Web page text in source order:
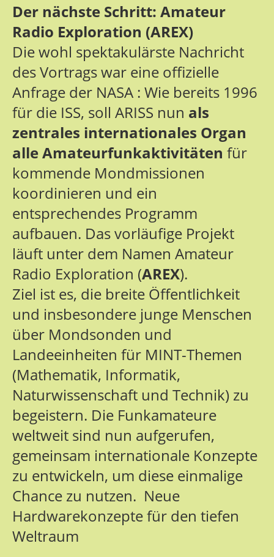
Der nächste Schritt: Amateur
Radio Exploration (AREX)
Die wohl spektakulärste Nachricht
des Vortrags war eine offizielle
Anfrage der NASA : Wie bereits 1996
für die ISS, soll ARISS nun als
zentrales internationales Organ
alle Amateurfunkaktivitäten für
kommende Mondmissionen
koordinieren und ein
entsprechendes Programm
aufbauen. Das vorläufige Projekt
läuft unter dem Namen Amateur
Radio Exploration (AREX).
Ziel ist es, die breite Öffentlichkeit
und insbesondere junge Menschen
über Mondsonden und
Landeeinheiten für MINT-Themen
(Mathematik, Informatik,
Naturwissenschaft und Technik) zu
begeistern. Die Funkamateure
weltweit sind nun aufgerufen,
gemeinsam internationale Konzepte
zu entwickeln, um diese einmalige
Chance zu nutzen. Neue
Hardwarekonzepte für den tiefen
Weltraum